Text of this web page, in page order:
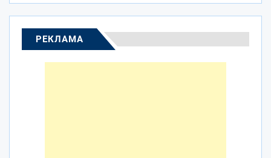
РЕКЛАМА